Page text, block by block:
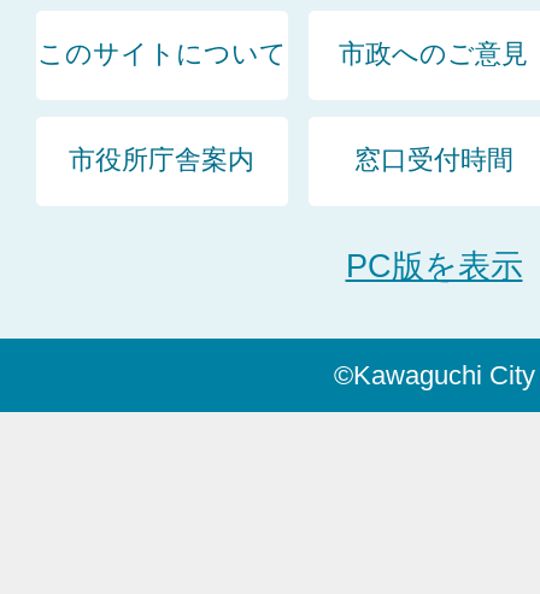
このサイトについて 市政へのご意見
市役所庁舎案内 窓口受付時間
PC版を表示
©Kawaguchi City